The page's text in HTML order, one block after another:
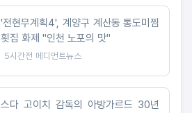
'전현무계획4', 계양구 계산동 통도미찜
횟집 화제 "인천 노포의 맛"
5시간전 메디먼트뉴스
스다 고이치 감독의 아방가르드 30년